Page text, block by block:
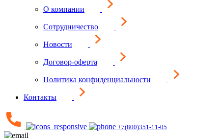
О компании
Сотрудничество
Новости
Договор-оферта
Политика конфиденциальности
Контакты
+7(800)351-11-05